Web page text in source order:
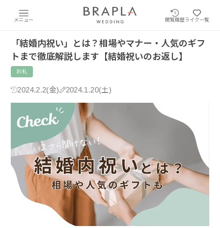
メニュー 閲覧履歴ライク一覧
「結婚内祝い」とは？相場やマナー・人気のギフ
トまで徹底解説します【結婚祝いのお返し】
お礼
2024.2.2(金) 2024.1.20(土)